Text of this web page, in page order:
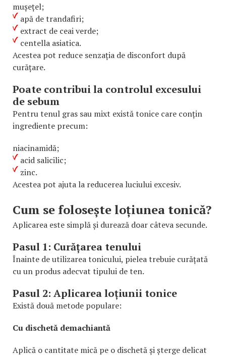
mușețel;
apă de trandafiri;
extract de ceai verde;
centella asiatica.
Acestea pot reduce senzația de disconfort după
curățare.
Poate contribui la controlul excesului
de sebum
Pentru tenul gras sau mixt există tonice care conțin
ingrediente precum:
niacinamidă;
acid salicilic;
zinc.
Acestea pot ajuta la reducerea luciului excesiv.
Cum se folosește loțiunea tonică?
Aplicarea este simplă și durează doar câteva secunde.
Pasul 1: Curățarea tenului
Înainte de utilizarea tonicului, pielea trebuie curățată
cu un produs adecvat tipului de ten.
Pasul 2: Aplicarea loțiunii tonice
Există două metode populare:
Cu dischetă demachiantă
Aplică o cantitate mică pe o dischetă și șterge delicat